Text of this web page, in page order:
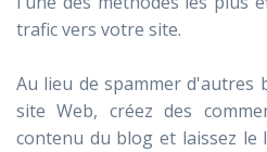
trafic vers votre site.
Au lieu de spammer d'autres
site Web, créez des
contenu du blog et laissez